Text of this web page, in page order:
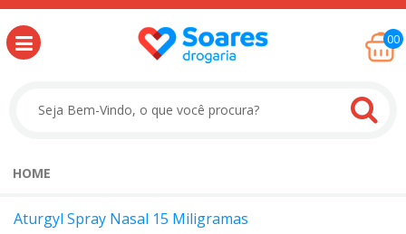
00
HOME
Aturgyl Spray Nasal 15 Miligramas